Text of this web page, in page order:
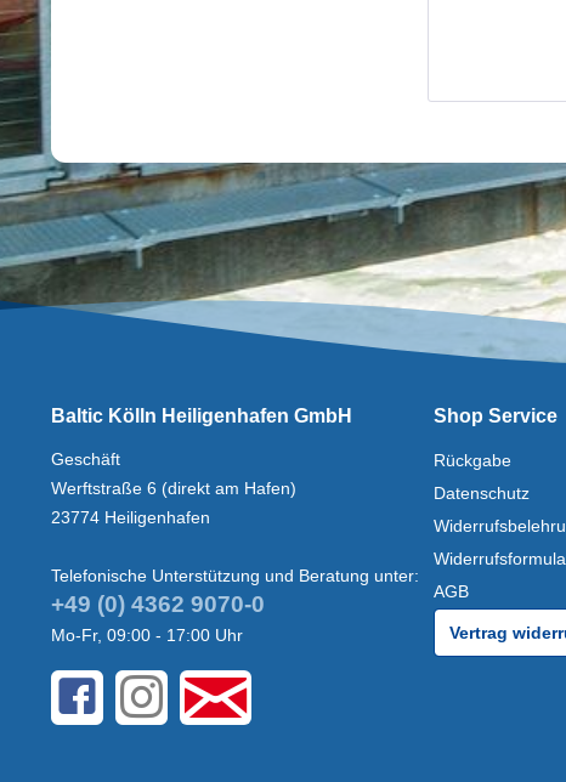
Baltic Kölln Heiligenhafen GmbH
Geschäft
Werftstraße 6 (direkt am Hafen)
23774 Heiligenhafen
Telefonische Unterstützung und Beratung unter:
+49 (0) 4362 9070-0
Mo-Fr, 09:00 - 17:00 Uhr
Shop Service
Rückgabe
Datenschutz
AGB
Vertrag